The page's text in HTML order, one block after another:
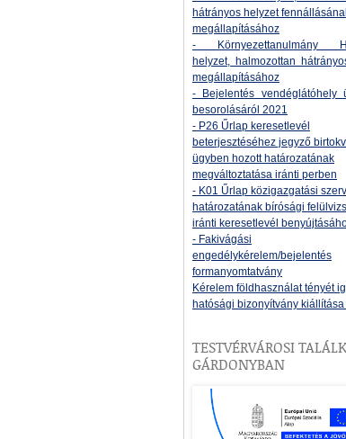
hátrányos helyzet
megállapításához
- Környezettanulmány
helyzet, halmozottan
megállapításához
- Bejelentés vendéglátóhely
besorolásáról 2021
- P26 Űrlap keresetlevél
beterjesztéséhez jegyző
ügyben hozott határozatának
megváltoztatása iránti perben
- K01 Űrlap közigazgatási szerv
határozatának bírósági
iránti keresetlevél
- Fakivágási
engedélykérelem/bejelentés
formanyomtatvány
Kérelem földhasználat tényét
hatósági bizonyítvány
TESTVÉRVÁROSI
GÁRDONYBAN